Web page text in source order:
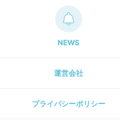
NEWS
運営会社
プライパシーポリシー